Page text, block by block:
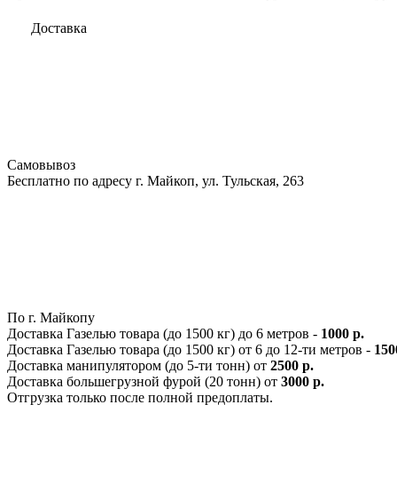
Доставка
Самовывоз
Бесплатно по адресу г. Майкоп, ул. Тульская, 263
По г. Майкопу
Доставка Газелью товара (до 1500 кг) до 6 метров - 1000 р.
Доставка Газелью товара (до 1500 кг) от 6 до 12-ти метров -
Доставка манипулятором (до 5-ти тонн) от 2500 р.
Доставка большегрузной фурой (20 тонн) от 3000 р.
Отгрузка только после полной предоплаты.